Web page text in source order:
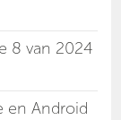
8 van 2024
en Android